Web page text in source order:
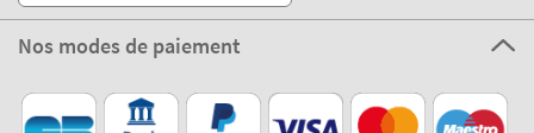
Nos modes de paiement